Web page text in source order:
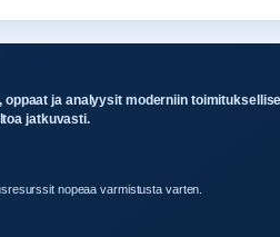
oppaat ja analyysit moderniin
jatkuvasti.
nopeaa varmistusta varten.